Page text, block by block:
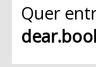
Quer